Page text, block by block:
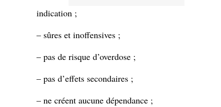
indication ;
– sûres et inoffensives ;
– pas de risque d’overdose ;
– pas d’effets secondaires ;
– ne créent aucune dépendance ;